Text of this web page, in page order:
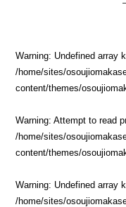
Warning: Undefined array
/home/sites/
content/themes/
Warning: Attempt to read
/home/sites/
content/themes/
Warning: Undefined array
/home/sites/